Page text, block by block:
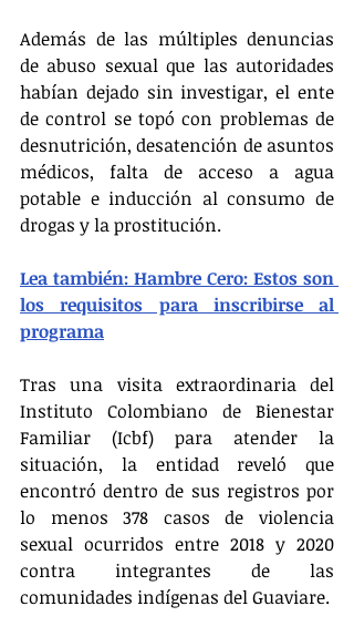
Además de las múltiples denuncias
de abuso sexual que las autoridades
habían dejado sin investigar, el ente
de control se topó con problemas de
desnutrición, desatención de asuntos
médicos, falta de acceso a agua
potable e inducción al consumo de
drogas y la prostitución.
Lea también: Hambre Cero: Estos son
los requisitos para inscribirse al
programa
Tras una visita extraordinaria del
Instituto Colombiano de Bienestar
Familiar (Icbf) para atender la
situación, la entidad reveló que
encontró dentro de sus registros por
lo menos 378 casos de violencia
sexual ocurridos entre 2018 y 2020
contra integrantes de las
comunidades indígenas del Guaviare.